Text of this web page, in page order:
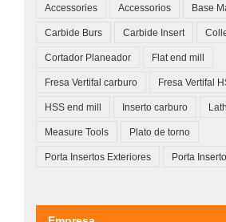
Accessories Accessorios Base
Carbide Burs Carbide Insert
Cortador Planeador Flat end mill
Fresa Vertifal carburo Fresa Vertifal
HSS end mill Inserto carburo
Measure Tools Plato de torno
Porta Insertos Exteriores Porta